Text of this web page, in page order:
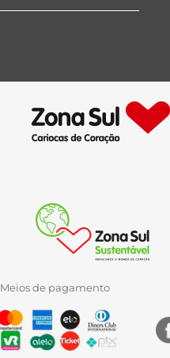
Meios de pagamento